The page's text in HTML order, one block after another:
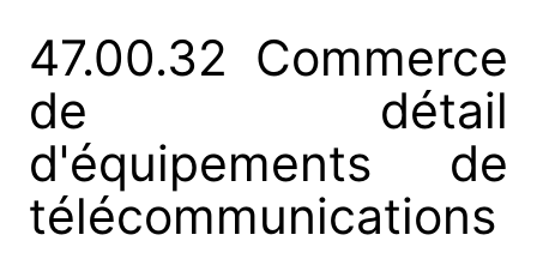
47.00.32 Commerce
de détail
d'équipements de
télécommunications